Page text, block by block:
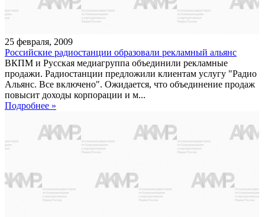
25 февраля, 2009
Российские радиостанции образовали рекламный альянс
ВКПМ и Русская медиагруппа объединили рекламные
продажи. Радиостанции предложили клиентам услугу "Радио
Альянс. Все включено". Ожидается, что объединение продаж
повысит доходы корпорации и м...
Подробнее »